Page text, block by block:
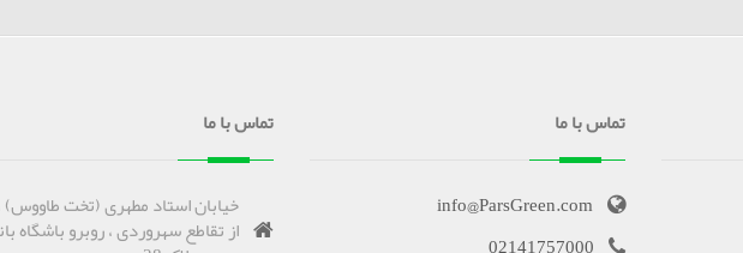
تماس با ما
info@ParsGreen.com
تماس با ما
خیابان استاد مطهری (تخت طاووس)
از تقاطع سهروردی ، روبرو باشگاه